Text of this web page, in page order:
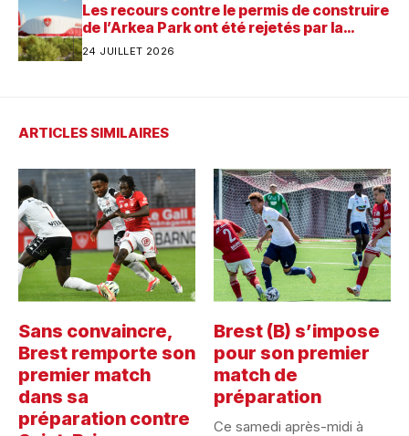
Les recours contre le permis de construire
de l’Arkea Park ont été rejetés par la
justice. Quelle est désormais la prochaine
24 JUILLET 2026
ARTICLES SIMILAIRES
Sans convaincre,
Brest remporte son
premier match
dans sa
préparation contre
Brest (B) s’impose
pour son premier
match de
préparation
Ce samedi après-midi à